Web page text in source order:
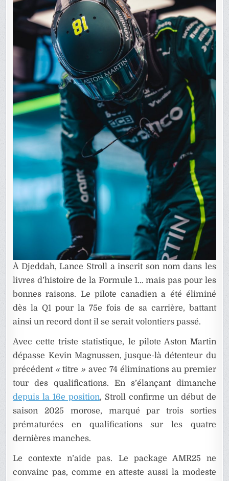
À Djeddah, Lance Stroll a inscrit son nom dans les
livres d’histoire de la Formule 1… mais pas pour les
bonnes raisons. Le pilote canadien a été éliminé
dès la Q1 pour la 75e fois de sa carrière, battant
ainsi un record dont il se serait volontiers passé.
Avec cette triste statistique, le pilote Aston Martin
dépasse Kevin Magnussen, jusque-là détenteur du
précédent«titre » avec 74 éliminations au premier
tour des qualifications. En s’élançant dimanche
depuis la 16e position, Stroll confirme un début de
saison 2025 morose, marqué par trois sorties
prématurées en qualifications sur les quatre
dernières manches.
Le contexte n’aide pas. Le package AMR25 ne
convainc pas, comme en atteste aussi la modeste